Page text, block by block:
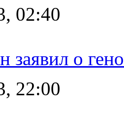
02:40
заявил о
22:00